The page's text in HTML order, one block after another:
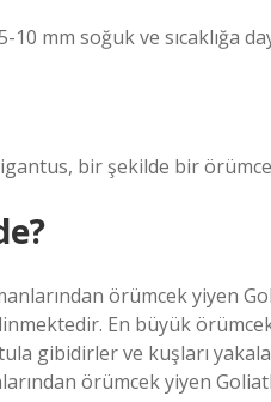
mm soğuk ve sıcaklığa
bir şekilde bir
örümcek yiyen
En büyük
gibidirler ve kuşları
örümcek yiyen